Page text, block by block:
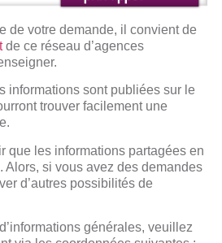
de votre demande, il convient de
de ce réseau d’agences
informations sont publiées sur le
trouver facilement une
que les informations partagées en
Alors, si vous avez des demandes
d’autres possibilités de
générales, veuillez